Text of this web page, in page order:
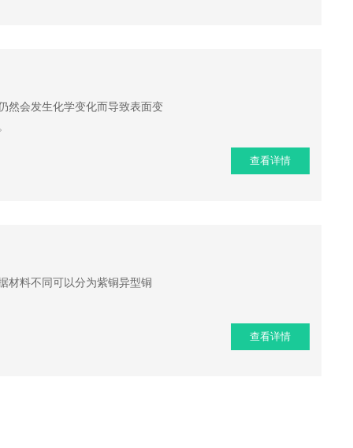
然会发生化学变化而导致表面变
查看详情
材料不同可以分为紫铜异型铜
查看详情